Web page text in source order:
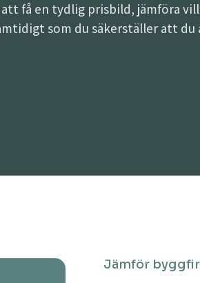
få en tydlig prisbild, jämföra
som du säkerställer att
Jämför